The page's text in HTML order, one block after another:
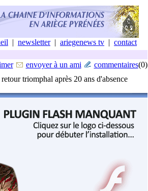
| newsletter| ariegenews tv | contact
envoyer à un ami commentaires(0)
triomphal après 20 ans d'absence